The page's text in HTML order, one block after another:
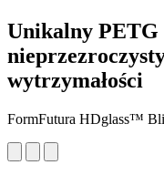
Unikalny PETG
wytrzymałości
FormFutura HDglass™